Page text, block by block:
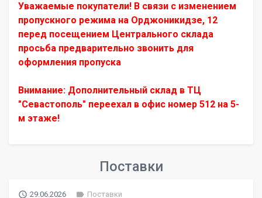
Уважаемые покупатели! В связи с изменением
пропускного режима на Орджоникидзе, 12
перед посещением Центрального склада
просьба предварительно звонить для
оформления пропуска
Внимание: Дополнительный склад в ТЦ
"Севастополь" переехал в офис номер 512 на 5-
м этаже!
Поставки
access_time 29.06.2026 label Поставки